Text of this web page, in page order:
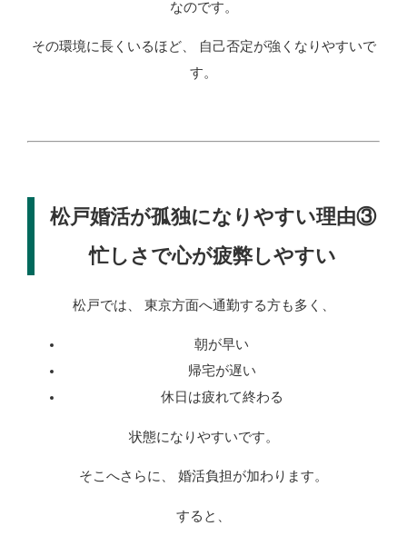
なのです。
その環境に長くいるほど、 自己否定が強くなりやすいで
す。
松戸婚活が孤独になりやすい理由③
忙しさで心が疲弊しやすい
松戸では、 東京方面へ通勤する方も多く、
朝が早い
帰宅が遅い
休日は疲れて終わる
状態になりやすいです。
そこへさらに、 婚活負担が加わります。
すると、